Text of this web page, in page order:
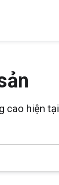
cao hiện tại